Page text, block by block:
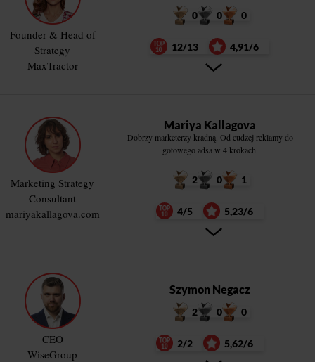
Founder & Head of
Strategy
MaxTractor
0 0 0
12/13 4,91/6
Marketing Strategy
Consultant
mariyakallagova.com
Mariya Kallagova
Dobrzy marketerzy kradną. Od cudzej reklamy do
gotowego adsa w 4 krokach.
2 0 1
4/5 5,23/6
CEO
WiseGroup
Szymon Negacz
2 0 0
2/2 5,62/6